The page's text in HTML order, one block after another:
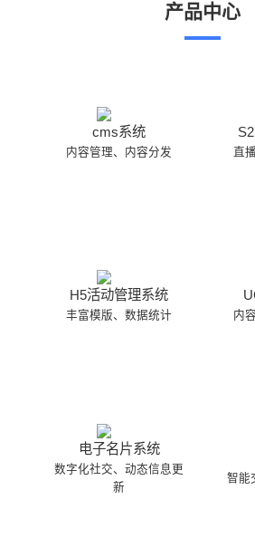
产品中心
cms系统
内容管理、内容分发 直
H5活动管理系统
丰富模版、数据统计 内
电子名片系统
数字化社交、动态信息更
新
智能